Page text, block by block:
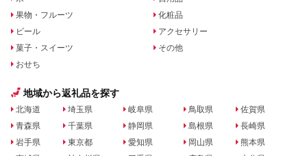
果物・フルーツ
ビール
菓子・スイーツ
おせち
化粧品
アクセサリー
その他
地域から返礼品を探す
北海道
青森県
岩手県
埼玉県
千葉県
東京都
岐阜県
静岡県
愛知県
鳥取県
島根県
岡山県
佐賀県
長崎県
熊本県